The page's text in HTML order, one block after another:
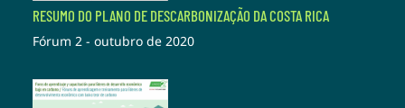
RESUMO DO PLANO DE DESCARBONIZAÇÃO DA COSTA RICA
Fórum 2 - outubro de 2020